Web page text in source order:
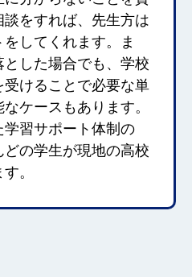
をすれば、先生方は
してくれます。ま
した場合でも、学校
けることで必要な単
ケースもあります。
習サポート体制の
の学生が現地の高校
。